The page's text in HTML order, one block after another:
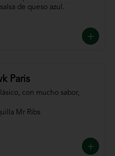
de queso azul.
Paris
con mucho sabor,
Mr Ribs